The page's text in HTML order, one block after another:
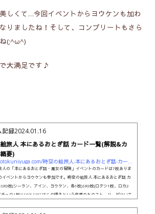
しくて…今回イベントからヨウケンも加わ
りましたね！そして、コンプリートもさら
(;^ω^)
大満足です♪
記録2024.01.16
旅人 本にあるおとぎ話 カード一覧(解説&カ
要)
https://otokuniyuga.com/時空の絵旅人-本にあるおとぎ話-カード一覧解説
人の「本にあるおとぎ話・魔女の冒険」イベントのカードは7枚ありま
イベントからヨウケンも参加です。時空の絵旅人 本にあるおとぎ話 カ
枚(シーラン、アイン、ヨウケン、各1枚)SR3枚(ロタツ1枚、ロカ2
チュウ1枚)SSRとSRには心の囁きという音声のみのストーリーがついて
ーリーがついていますが、内容としては短いテキスト（ボイス付）とな